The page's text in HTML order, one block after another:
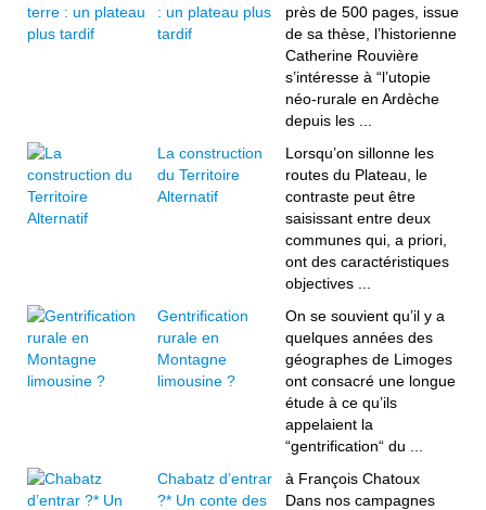
: un plateau plus
tardif
près de 500 pages, issue
de sa thèse, l’historienne
Catherine Rouvière
s’intéresse à “l’utopie
néo-rurale en Ardèche
depuis les ...
La construction
du Territoire
Alternatif
Lorsqu’on sillonne les
routes du Plateau, le
contraste peut être
saisissant entre deux
communes qui, a priori,
ont des caractéristiques
objectives ...
Gentrification
rurale en
Montagne
limousine ?
On se souvient qu’il y a
quelques années des
géographes de Limoges
ont consacré une longue
étude à ce qu’ils
appelaient la
“gentrification“ du ...
Chabatz d’entrar
?* Un conte des
à François Chatoux
Dans nos campagnes